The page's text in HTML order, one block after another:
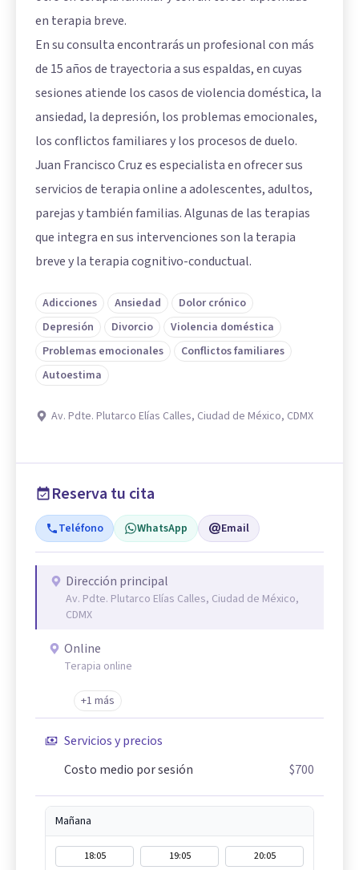
en terapia breve.
En su consulta encontrarás un profesional con más
de 15 años de trayectoria a sus espaldas, en cuyas
sesiones atiende los casos de violencia doméstica, la
ansiedad, la depresión, los problemas emocionales,
los conflictos familiares y los procesos de duelo.
Juan Francisco Cruz es especialista en ofrecer sus
servicios de terapia online a adolescentes, adultos,
parejas y también familias. Algunas de las terapias
que integra en sus intervenciones son la terapia
breve y la terapia cognitivo-conductual.
Adicciones Ansiedad
Dolor crónico
Depresión
Divorcio
Violencia doméstica
Problemas emocionales
Conflictos familiares
Autoestima
Av. Pdte. Plutarco Elías Calles, Ciudad de México, CDMX
Reserva tu cita
Teléfono WhatsApp Email
Dirección principal
Av. Pdte. Plutarco Elías Calles, Ciudad de México,
CDMX
Online
Terapia online
+1 más
Servicios y precios
Costo medio por sesión
$700
Mañana
18:05 19:05
20:05